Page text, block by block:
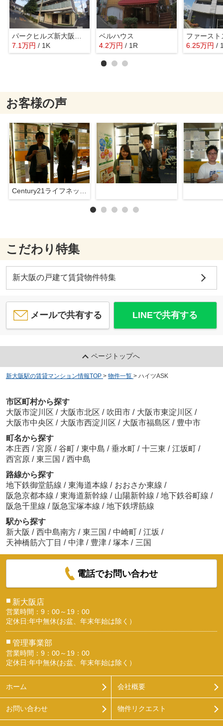
7.1万円 / 1K
ベルハウス
4.2万円 / 1R 6.25万円 /
お客様の声
こだわり特集
新大阪の戸建て賃貸物件特集
メールで共有する LINEで共有する
ページトップへ
新大阪駅の賃貸マンション情報TOP > 物件一覧 > ハイツASK
市区町村から探す
大阪市淀川区 / 大阪市北区 / 吹田市 / 大阪市東淀川区 /
大阪市中央区 / 大阪市西淀川区 / 大阪市福島区 / 豊中市
町名から探す
本庄西 / 宮原 / 谷町 / 東中島 / 垂水町 / 十三東 / 江坂町 /
西宮原 / 東三国 / 西中島
路線から探す
地下鉄御堂筋線 / 東海道本線 / おおさか東線 /
阪急京都本線 / 東海道新幹線 / 山陽新幹線 / 地下鉄谷町線 /
阪急千里線 / 阪急宝塚本線 / 地下鉄堺筋線
駅から探す
新大阪 / 西中島南方 / 東三国 / 中崎町 / 江坂 /
天神橋筋六丁目 / 中津 / 豊津 / 塚本 / 三国
電話でお問い合わせ
■ 新大阪店
営業時間：9：00～19：00
定休日:年中無休(お盆、年末年始は除く）
■ 管理事業部
営業時間：9：00～19：00
定休日:年中無休(お盆、年末年始は除く）
ホーム 会社概要
お問い合わせ 物件リクエスト